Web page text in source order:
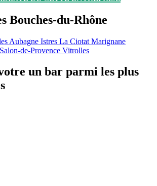
Bouches-du-Rhône
Aubagne Istres La Ciotat Marignane
Salon-de-Provence Vitrolles
un bar parmi les plus